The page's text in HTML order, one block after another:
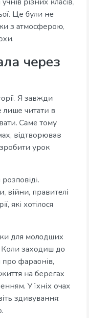
Це були не
з атмосферою,
через
Я завжди
читати в
Саме тому
відтворював
урок
війни, правителі
які хотілося
для молодших
Коли заходиш до
про фараонів,
на берегах
У їхніх очах
здивування: